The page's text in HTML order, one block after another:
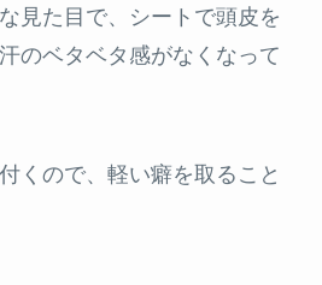
見た目で、シートで頭皮を
のベタベタ感がなくなって
くので、軽い癖を取ること